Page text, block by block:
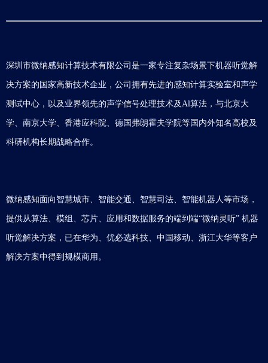
深圳市微纳感知计算技术有限公司是一家专注复杂场景下机器听觉解
决方案的国家高新技术企业，公司拥有先进的感知计算实验室和声学
测试中心，以及业界领先的声学信号处理技术及Al算法，与北京大
学、南京大学、香港应科院、德国弗朗霍夫学院等国内外知名高校及
科研机构长期战略合作。
微纳感知面向智慧城市、智能交通、智慧司法、智能机器人等市场，
提供从算法、模组、芯片、应用和数据服务的端到端“微纳灵听” 机器
听觉解决方案，已在华为、优必选科技、中国移动、浙江大华等客户
解决方案中得到规模商用。